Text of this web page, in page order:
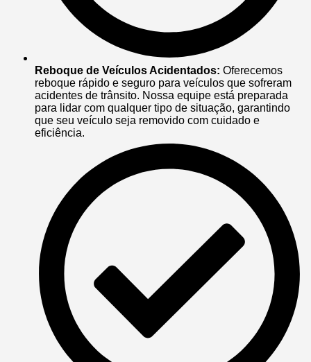
Reboque de Veículos Acidentados: Oferecemos
reboque rápido e seguro para veículos que sofreram
acidentes de trânsito. Nossa equipe está preparada
para lidar com qualquer tipo de situação, garantindo
que seu veículo seja removido com cuidado e
eficiência.